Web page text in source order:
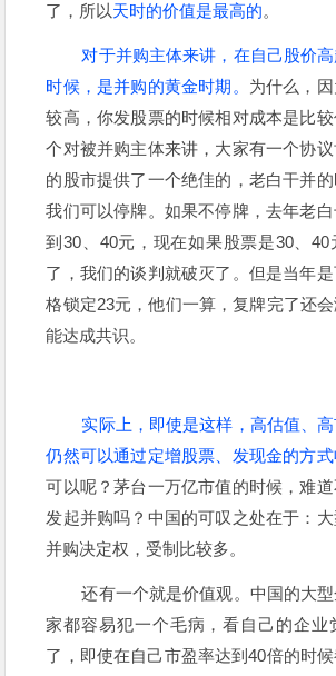
了，所以天时的价值是最高的。
对于并购主体来讲，在自己股价
时候，是并购的黄金时期。 为什么，
较高，你发股票的时候相对成本是比
个对被并购主体来讲，大家有一个协
的股市提供了一个绝佳的，老白干并的
我们可以停牌。如果不停牌，去年老
到30、40元，现在如果股票是30、
了，我们的谈判就破灭了。但是当年
格锁定23元，他们一算，复牌完了还
能达成共识。
实际上，即使是这样，高估值、
仍然可以通过定增股票、发现金的方式
可以呢？茅台一万亿市值的时候，难
发起并购吗？中国的可叹之处在于：
并购决定权，受制比较多。
还有一个就是价值观。中国的大
家都容易犯一个毛病，看自己的企业
了，即使在自己市盈率达到40倍的时